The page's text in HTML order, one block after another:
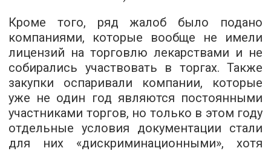
Кроме того, ряд жалоб было подано
компаниями, которые вообще не имели
лицензий на торговлю лекарствами и не
собирались участвовать в торгах. Также
закупки оспаривали компании, которые
уже не один год являются постоянными
участниками торгов, но только в этом году
отдельные условия документации стали
для них «дискриминационными», хотя